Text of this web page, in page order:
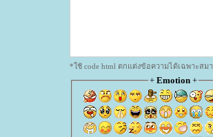
*ใช้ code html ตกแต่งข้อความได้เฉพาะสม
+ Emotion+